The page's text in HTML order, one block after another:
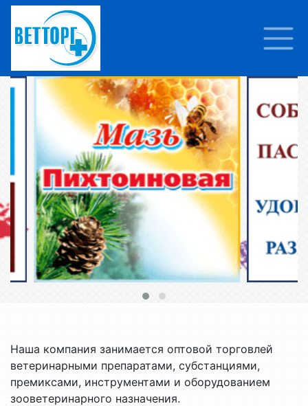
Наша компания занимается оптовой торговлей
ветеринарными препаратами, субстанциями,
премиксами, инструментами и оборудованием
зооветеринарного назначения.